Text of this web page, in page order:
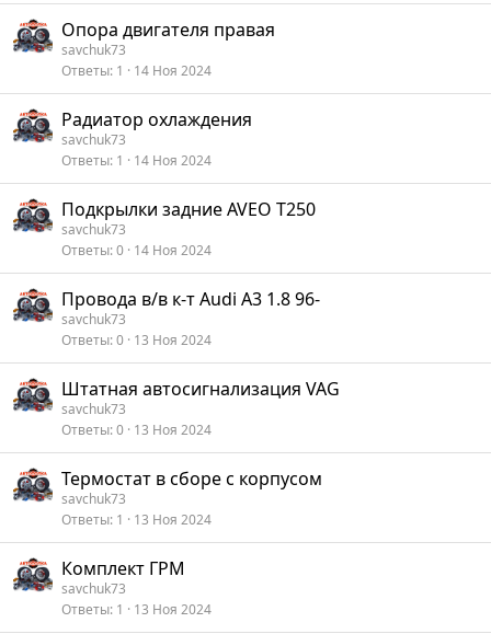
Опора двигателя правая
savchuk73
Ответы 1 14 Ноя 2024
Радиатор охлаждения
savchuk73
Ответы 1 14 Ноя 2024
Подкрылки задние AVEO T250
savchuk73
Ответы 0 14 Ноя 2024
Провода в/в к-т Audi A3 1.8 96-
savchuk73
Ответы 0 13 Ноя 2024
Штатная автосигнализация VAG
savchuk73
Ответы 0 13 Ноя 2024
Термостат в сборе с корпусом
savchuk73
Ответы 1 13 Ноя 2024
Комплект ГРМ
savchuk73
Ответы 1 13 Ноя 2024